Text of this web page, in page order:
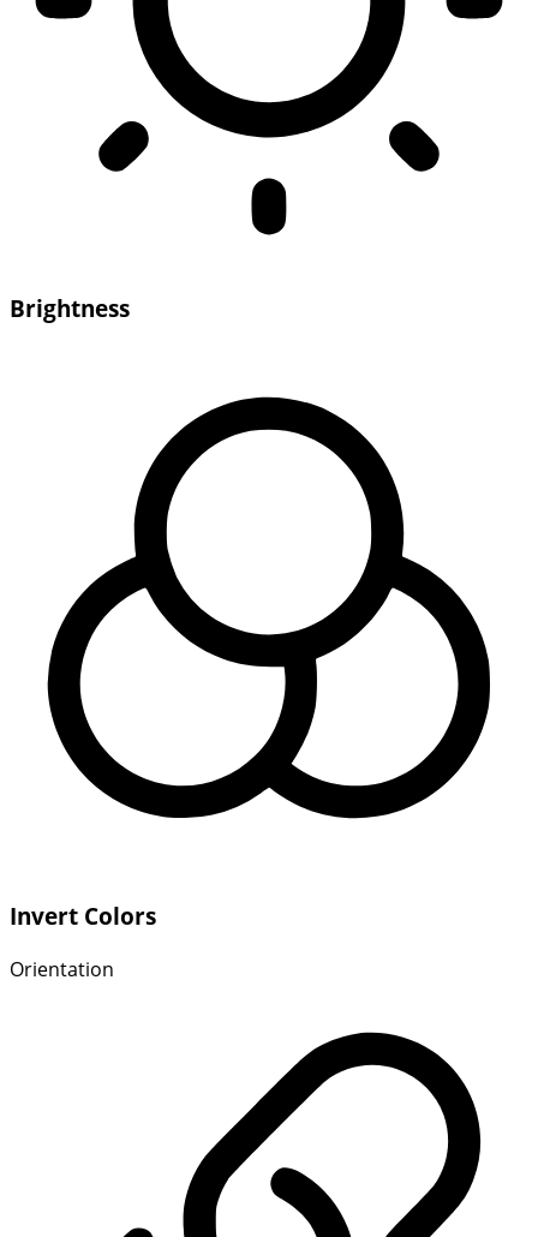
Brightness
Invert Colors
Orientation